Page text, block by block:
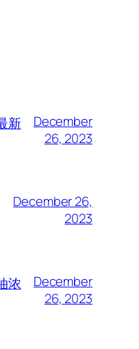
新
December
26, 2023
December 26,
2023
浓
December
26, 2023